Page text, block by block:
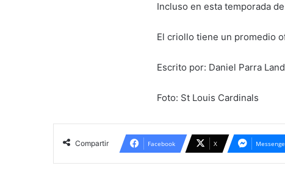
Incluso en esta temporada
El criollo tiene un promedio
Escrito por: Daniel Parra
Foto: St Louis Cardinals
Compartir Facebook X